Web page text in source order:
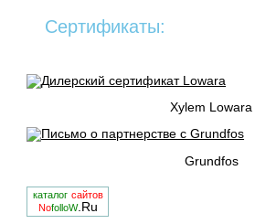
Сертификаты:
Xylem Lowara
Grundfos
каталог сайтов
NofolloW.Ru